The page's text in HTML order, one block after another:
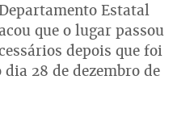
Estatal
que o lugar passou
depois que foi
28 de dezembro de